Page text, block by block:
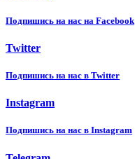
Подпишиcь на нас на Facebook
Twitter
Подпишиcь на нас в Twitter
Instagram
Подпишиcь на нас в Instagram